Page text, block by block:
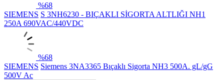
%68
SIEMENS S 3NH6230 - BIÇAKLI SİGORTA ALTLIĞI NH1
250A 690VAC/440VDC
%68
SIEMENS Siemens 3NA3365 Bıçaklı Sigorta NH3 500A. gL/gG
500V Ac